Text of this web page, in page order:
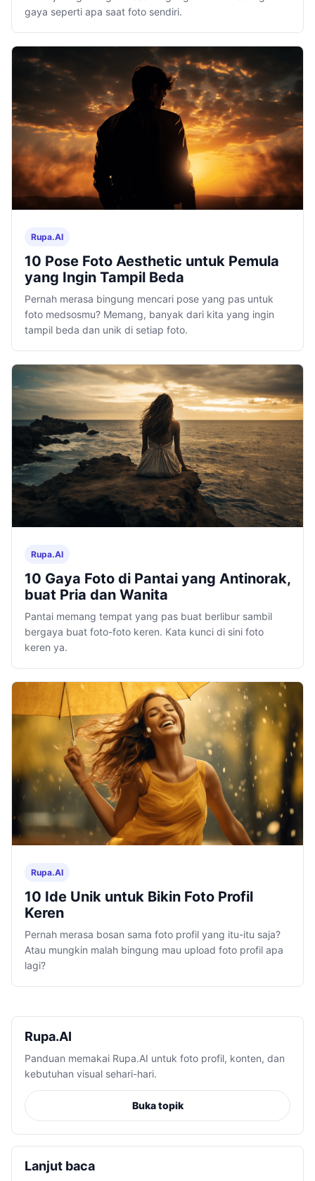
gaya seperti apa saat foto sendiri.
Rupa.AI
10 Pose Foto Aesthetic untuk Pemula
yang Ingin Tampil Beda
Pernah merasa bingung mencari pose yang pas untuk
foto medsosmu? Memang, banyak dari kita yang ingin
tampil beda dan unik di setiap foto.
Rupa.AI
10 Gaya Foto di Pantai yang Antinorak,
buat Pria dan Wanita
Pantai memang tempat yang pas buat berlibur sambil
bergaya buat foto-foto keren. Kata kunci di sini foto
keren ya.
Rupa.AI
10 Ide Unik untuk Bikin Foto Profil
Keren
Pernah merasa bosan sama foto profil yang itu-itu saja?
Atau mungkin malah bingung mau upload foto profil apa
lagi?
Rupa.AI
Panduan memakai Rupa.AI untuk foto profil, konten, dan
kebutuhan visual sehari-hari.
Buka topik
Lanjut baca